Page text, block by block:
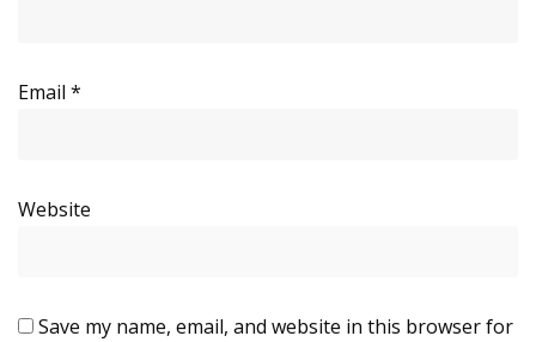
Email *
Website
Save my name, email, and website in this browser for